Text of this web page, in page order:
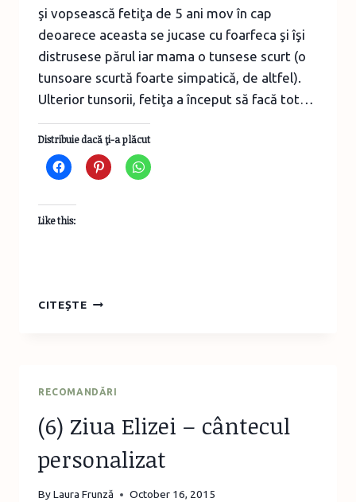
şi vopsească fetiţa de 5 ani mov în cap
deoarece aceasta se jucase cu foarfeca şi îşi
distrusese părul iar mama o tunsese scurt (o
tunsoare scurtă foarte simpatică, de altfel).
Ulterior tunsorii, fetiţa a început să facă tot…
Distribuie dacă ţi-a plăcut
Like this:
CITEȘTECE
RECOMANDĂRI
(6) Ziua Elizei – cântecul
personalizat
ByLaura Frunză October 16, 2015